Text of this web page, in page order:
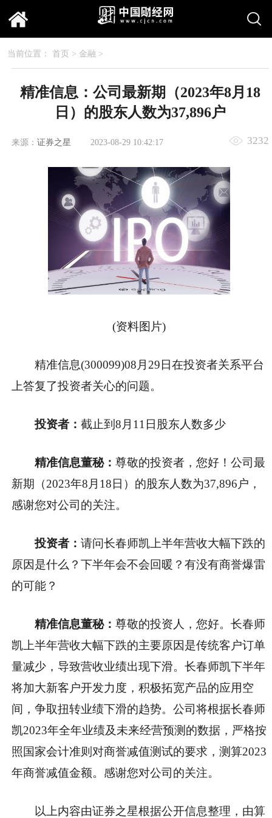
当前位置： 首页 > 金融 >
精准信息：公司最新期（2023年8月18
日）的股东人数为37,896户
来源： 证券之星 2023-08-29 10:42:17 3232
(资料图片)
精准信息(300099)08月29日在投资者关系平台
上答复了投资者关心的问题。
投资者：截止到8月11日股东人数多少
精准信息董秘：尊敬的投资者，您好！公司最
新期（2023年8月18日）的股东人数为37,896户，
感谢您对公司的关注。
投资者：请问长春师凯上半年营收大幅下跌的
原因是什么？下半年会不会回暖？有没有商誉爆雷
的可能？
精准信息董秘：尊敬的投资人，您好。长春师
凯上半年营收大幅下跌的主要原因是传统客户订单
量减少，导致营收业绩出现下滑。长春师凯下半年
将加大新客户开发力度，积极拓宽产品的应用空
间，争取扭转业绩下滑的趋势。公司将根据长春师
凯2023年全年业绩及未来经营预测的数据，严格按
照国家会计准则对商誉减值测试的要求，测算2023
年商誉减值金额。感谢您对公司的关注。
以上内容由证券之星根据公开信息整理，由算